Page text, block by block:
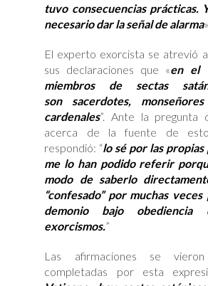
tuvo consecuencias prácticas.
necesario dar la señal de alarma»
El experto exorcista se atrevió
sus declaraciones que «en el
miembros de sectas
son sacerdotes,
cardenales”. Ante la pregunta
acerca de la fuente de
respondió: “lo sé por las propias
me lo han podido referir
modo de saberlo
“confesado” por muchas
demonio bajo obediencia
exorcismos.”
Las afirmaciones se
completadas por esta